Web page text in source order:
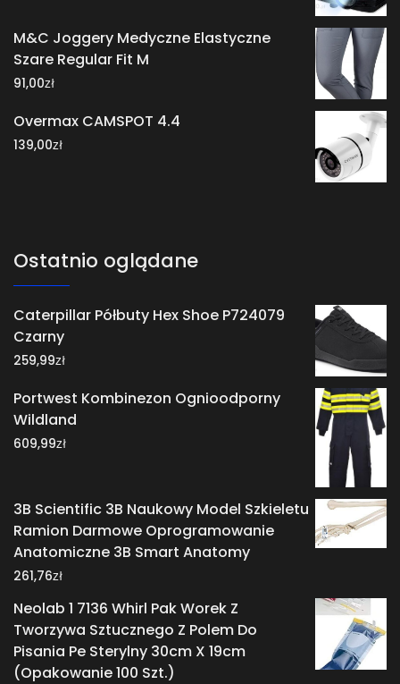
M&C Joggery Medyczne Elastyczne
Szare Regular Fit M
91,00zł
Overmax CAMSPOT 4.4
139,00zł
Ostatnio oglądane
Caterpillar Półbuty Hex Shoe P724079
Czarny
259,99zł
Portwest Kombinezon Ognioodporny
Wildland
609,99zł
3B Scientific 3B Naukowy Model Szkieletu
Ramion Darmowe Oprogramowanie
Anatomiczne 3B Smart Anatomy
261,76zł
Neolab 1 7136 Whirl Pak Worek Z
Tworzywa Sztucznego Z Polem Do
Pisania Pe Sterylny 30cm X 19cm
(Opakowanie 100 Szt.)